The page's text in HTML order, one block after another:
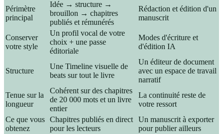
Périmètre
principal
Idée → structure →
brouillon → chapitres
publiés et rémunérés
Rédaction et édition d'un
manuscrit
Conserver
votre style
Un profil vocal de votre
choix + une passe
éditoriale
Modes d'écriture et
d'édition IA
Structure
Une Timeline visuelle de
beats sur tout le livre
Un éditeur de document
avec un espace de travail
narratif
Tenue sur la
longueur
Cohérent sur des chapitres
de 20 000 mots et un livre
entier
La continuité reste de
votre ressort
Ce que vous
obtenez
Chapitres publiés en direct
pour les lecteurs
Un manuscrit à exporter
pour publier ailleurs